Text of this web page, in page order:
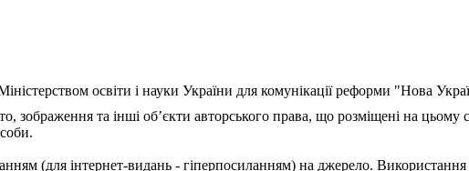
освіти і науки України для комунікації реформи "Нова
зображення та інші об’єкти авторського права, що розміщені на цьому
(для інтернет-видань - гіперпосиланням) на джерело.